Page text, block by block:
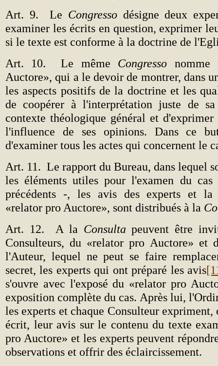
Art. 9.
Le Congressodésigne deux
examiner les écrits en question, exprimer
si le texte est conforme à la doctrine de
Art. 10.
Le même Congresso nomme
Auctore», qui a le devoir de montrer, dans
les aspects positifs de la doctrine et les
de coopérer à l'interprétation juste de
contexte théologique général et
l'influence de ses opinions. Dans ce
d'examiner tous les actes qui concernent le
Art. 11. Le rapport du Bureau, dans lequel
les éléments utiles pour l'examen du
précédents -, les avis des experts et la
«relator pro Auctore», sont distribués à la
Art. 12.
A la Consulta peuvent être
Consulteurs, du «relator pro Auctore» et
l'Auteur, lequel ne peut se faire
secret, les experts qui ont préparé les avis
s'ouvre avec l'exposé du «relator pro
exposition complète du cas. Après lui,
les experts et chaque Consulteur expriment,
écrit, leur avis sur le contenu du texte
pro Auctore» et les experts peuvent
observations et offrir des éclaircissement.